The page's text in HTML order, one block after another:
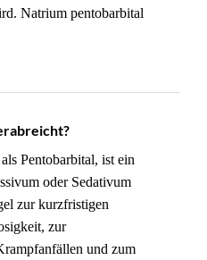
Natrium pentobarbital
Pentobarbital, ist ein
oder Sedativum
zur kurzfristigen
zur
und zum